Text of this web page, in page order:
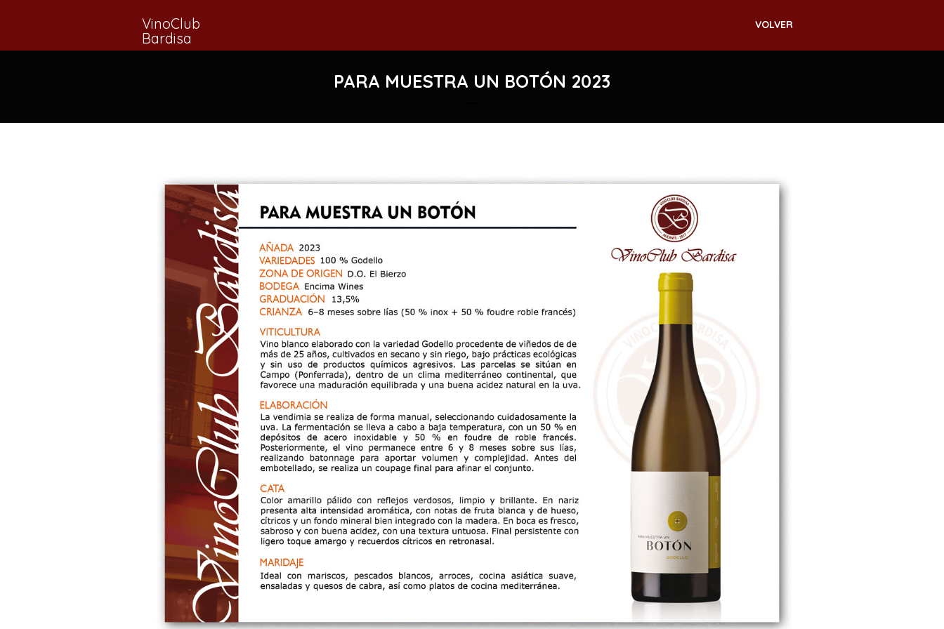
VinoClub
Bardisa
VOLVER
PARA MUESTRA UN BOTÓN 2023